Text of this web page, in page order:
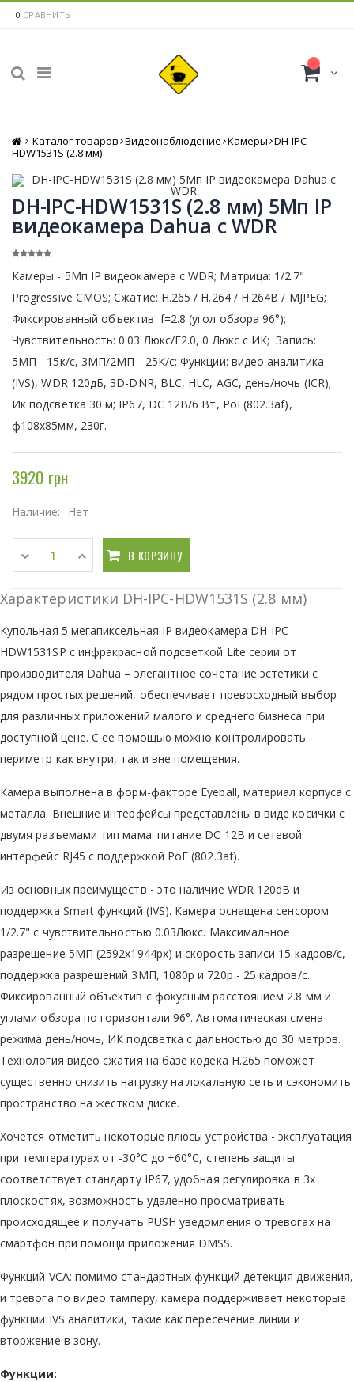
0 СРАВНИТЬ
Главная
Каталог товаров Видеонаблюдение Камеры DH-IPC-
HDW1531S (2.8 мм)
DH-IPC-HDW1531S (2.8 мм) 5Mп IP
видеокамера Dahua с WDR
Камеры - 5Mп IP видеокамера c WDR; Матрица: 1/2.7"
Progressive CMOS; Сжатие: Н.265 / H.264 / H.264B / MJPEG;
Фиксированный объектив: f=2.8 (угол обзора 96°);
Чувствительность: 0.03 Люкс/F2.0, 0 Люкс с ИК; Запись:
5MП - 15к/с, 3МП/2МП - 25К/с; Функции: видео аналитика
(IVS), WDR 120дБ, 3D-DNR, BLC, HLC, AGC, день/ночь (ICR);
Ик подсветка 30 м; IP67, DC 12В/6 Вт, PoE(802.3af),
ф108х85мм, 230г.
3920 грн
Наличие: Нет
В КОРЗИНУ
Характеристики DH-IPC-HDW1531S (2.8 мм)
Купольная 5 мегапиксельная IP видеокамера DH-IPC-
HDW1531SP с инфракрасной подсветкой Lite серии от
производителя Dahua – элегантное сочетание эстетики с
рядом простых решений, обеспечивает превосходный выбор
для различных приложений малого и среднего бизнеса при
доступной цене. С ее помощью можно контролировать
периметр как внутри, так и вне помещения.
Камера выполнена в форм-факторе Eyeball, материал корпуса с
металла. Внешние интерфейсы представлены в виде косички с
двумя разъемами тип мама: питание DC 12В и сетевой
интерфейс RJ45 с поддержкой PoE (802.3af).
Из основных преимуществ - это наличие WDR 120dB и
поддержка Smart функций (IVS). Камера оснащена сенсором
1/2.7" с чувствительностью 0.03Люкс. Максимальное
разрешение 5МП (2592x1944px) и скорость записи 15 кадров/с,
поддержка разрешений 3МП, 1080р и 720р - 25 кадров/с.
Фиксированный объектив с фокусным расстоянием 2.8 мм и
углами обзора по горизонтали 96°. Автоматическая смена
режима день/ночь, ИК подсветка с дальностью до 30 метров.
Технология видео сжатия на базе кодека Н.265 поможет
существенно снизить нагрузку на локальную сеть и сэкономить
пространство на жестком диске.
Хочется отметить некоторые плюсы устройства - эксплуатация
при температурах от -30°C до +60°C, степень защиты
соответствует стандарту IP67, удобная регулировка в 3х
плоскостях, возможность удаленно просматривать
происходящее и получать PUSH уведомления о тревогах на
смартфон при помощи приложения DMSS.
Функций VCA: помимо стандартных функций детекция движения,
и тревога по видео тамперу, камера поддерживает некоторые
функции IVS аналитики, такие как пересечение линии и
вторжение в зону.
Функции: